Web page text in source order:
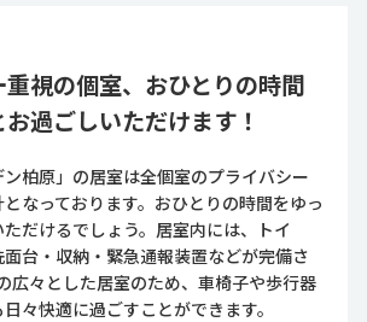
視の個室、おひとりの時間
過ごしいただけます！
ン柏原」の居室は全個室のプライバシー
なっております。おひとりの時間をゆっ
だけるでしょう。居室内には、トイ
面台・収納・緊急通報装置などが完備さ
広々とした居室のため、車椅子や歩行器
々快適に過ごすことができます。